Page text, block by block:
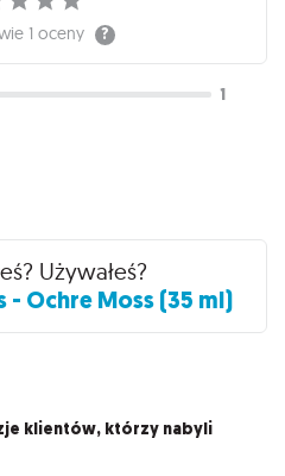
1 oceny
Używałeś?
- Ochre Moss (35 ml)
klientów, którzy nabyli